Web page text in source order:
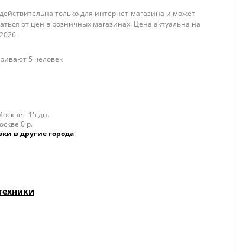
только для интернет-магазина и может
от цен в розничных магазинах. Цена актуальна на
5 человек
- 15 дн.
0 р.
в другие города